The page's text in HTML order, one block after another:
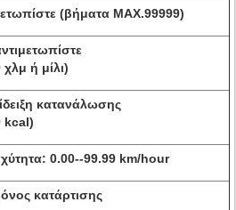
(βήματα MAX.99999)
ή μίλι)
κατανάλωσης
kcal)
0.00--99.99 km/hour
κατάρτισης